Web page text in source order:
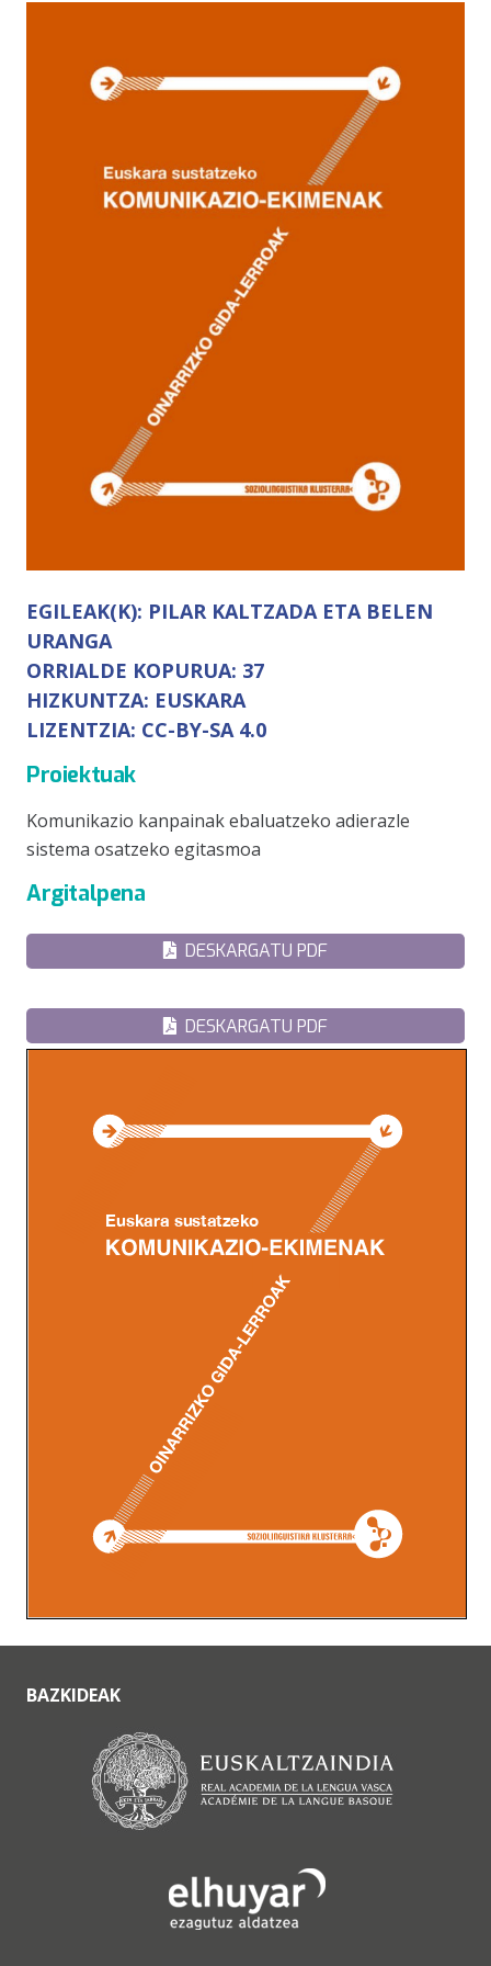
EGILEAK(K): PILAR KALTZADA ETA BELEN
URANGA
ORRIALDE KOPURUA: 37
HIZKUNTZA: EUSKARA
LIZENTZIA: CC-BY-SA 4.0
Proiektuak
Komunikazio kanpainak ebaluatzeko adierazle
sistema osatzeko egitasmoa
Argitalpena
DESKARGATU PDF
DESKARGATU PDF
BAZKIDEAK